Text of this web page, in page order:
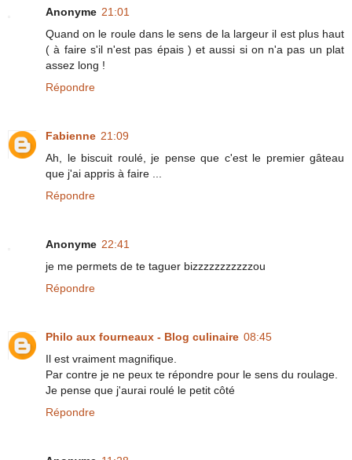
Anonyme 21:01
Quand on le roule dans le sens de la largeur il est plus haut
( à faire s'il n'est pas épais ) et aussi si on n'a pas un plat
assez long !
Répondre
Fabienne 21:09
Ah, le biscuit roulé, je pense que c'est le premier gâteau
que j'ai appris à faire ...
Répondre
Anonyme 22:41
je me permets de te taguer bizzzzzzzzzzzou
Répondre
Philo aux fourneaux - Blog culinaire 08:45
Il est vraiment magnifique.
Par contre je ne peux te répondre pour le sens du roulage.
Je pense que j'aurai roulé le petit côté
Répondre